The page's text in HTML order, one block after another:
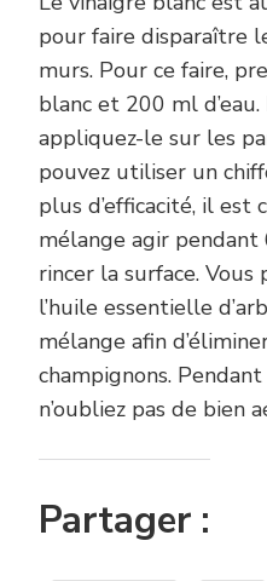
pour faire disparaître
murs. Pour ce faire,
blanc et 200 ml
appliquez-le sur les
pouvez utiliser un
plus d’efficacité, il est
mélange agir pendant
rincer la surface.
l’huile essentielle
mélange afin
champignons.
n’oubliez pas de bien
Partager :